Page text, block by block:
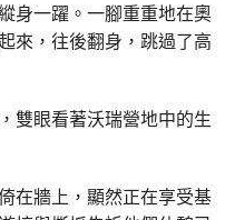
身一躍。一腳重重地在奧
來，往後翻身，跳過了高
雙眼看著沃瑞營地中的生
在牆上，顯然正在享受基